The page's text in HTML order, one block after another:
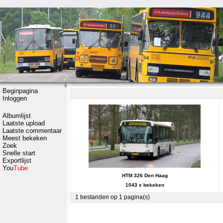
Beginpagina
Inloggen
Albumlijst
Laatste upload
Laatste commentaar
Meest bekeken
Zoek
Snelle start
Exportlijst
YouTube
HTM 326 Den Haag
1043 x bekeken
1 bestanden op 1 pagina(s)